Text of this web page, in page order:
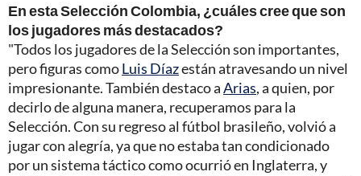
En esta Selección Colombia, ¿cuáles cree que son
los jugadores más destacados?
"Todos los jugadores de la Selección son importantes,
pero figuras comoLuis Díazestán atravesando un nivel
impresionante. También destaco aArias, a quien, por
decirlo de alguna manera, recuperamos para la
Selección. Con su regreso al fútbol brasileño, volvió a
jugar con alegría, ya que no estaba tan condicionado
por un sistema táctico como ocurrió en Inglaterra, y